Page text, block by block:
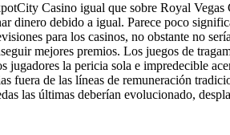
Casino igual que sobre Royal
dinero debido a igual. Parece poco
para los casinos, no obstante no
mejores premios. Los juegos de
jugadores la pericia sola e impredecible
fuera de las líneas de remuneración
las últimas deberían evolucionado,